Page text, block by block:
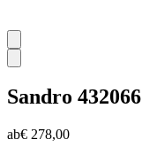
Sandro 432066
ab€ 278,00